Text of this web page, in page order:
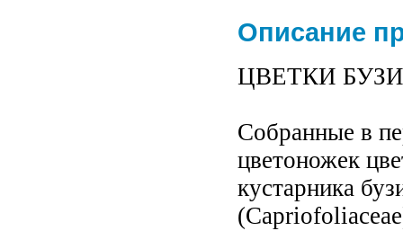
Описание
ЦВЕТКИ
Собранные в
цветоножек
кустарника